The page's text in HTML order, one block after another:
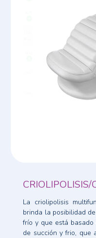
CRIOLIPOLISIS/
La criolipolisis
brinda la posibilidad
frío y que está
de succión y frio, que